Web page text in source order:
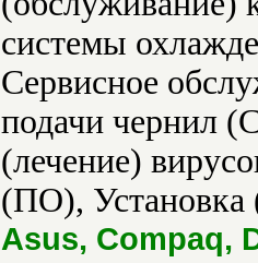
системы
Сервисное
подачи чернил
(лечение)
(ПО), Установка
Asus, Compaq,